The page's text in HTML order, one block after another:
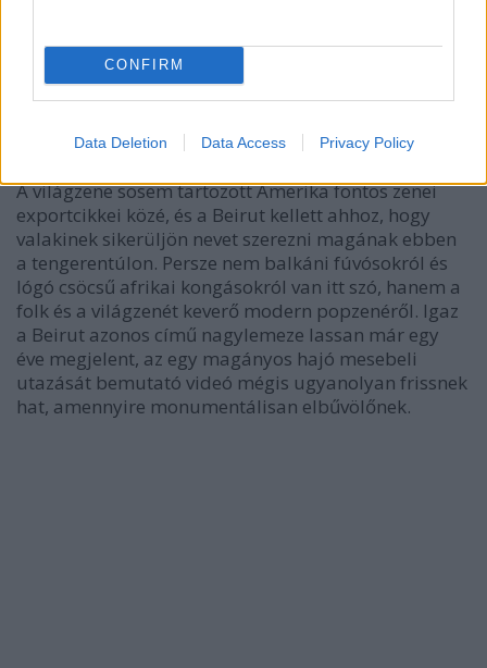
CONFIRM
Data Deletion Data Access Privacy Policy
Beirut – The Rip Tide
A világzene sosem tartozott Amerika fontos zenei
exportcikkei közé, és a Beirut kellett ahhoz, hogy
valakinek sikerüljön nevet szerezni magának ebben
a tengerentúlon. Persze nem balkáni fúvósokról és
lógó csöcsű afrikai kongásokról van itt szó, hanem a
folk és a világzenét keverő modern popzenéről. Igaz
a Beirut azonos című nagylemeze lassan már egy
éve megjelent, az egy magányos hajó mesebeli
utazását bemutató videó mégis ugyanolyan frissnek
hat, amennyire monumentálisan elbűvölőnek.